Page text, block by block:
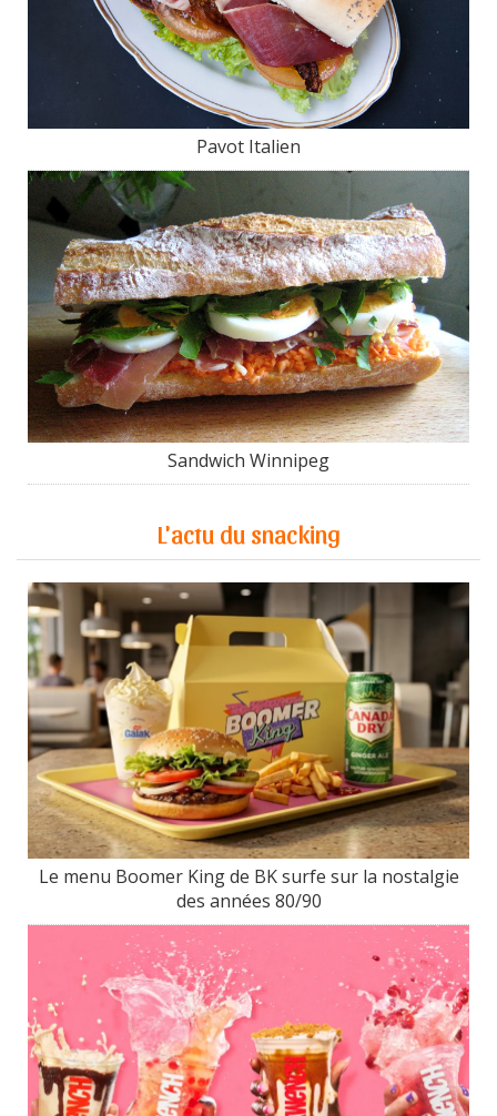
Pavot Italien
Sandwich Winnipeg
L'actu du snacking
Le menu Boomer King de BK surfe sur la nostalgie
des années 80/90